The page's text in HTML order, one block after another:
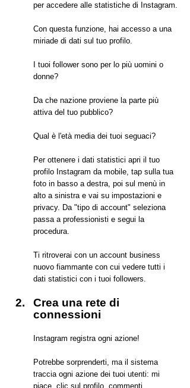
per accedere alle statistiche di Instagram.
Con questa funzione, hai accesso a una
miriade di dati sul tuo profilo.
I tuoi follower sono per lo più uomini o
donne?
Da che nazione proviene la parte più
attiva del tuo pubblico?
Qual è l'età media dei tuoi seguaci?
Per ottenere i dati statistici apri il tuo
profilo Instagram da mobile, tap sulla tua
foto in basso a destra, poi sul menù in
alto a sinistra e vai su impostazioni e
privacy. Da "tipo di account" seleziona
passa a professionisti e segui la
procedura.
Ti ritroverai con un account business
nuovo fiammante con cui vedere tutti i
dati statistici con i tuoi followers.
Crea una rete di
connessioni
Instagram registra ogni azione!
Potrebbe sorprenderti, ma il sistema
traccia ogni azione dei tuoi utenti: mi
piace, clic sul profilo, commenti,